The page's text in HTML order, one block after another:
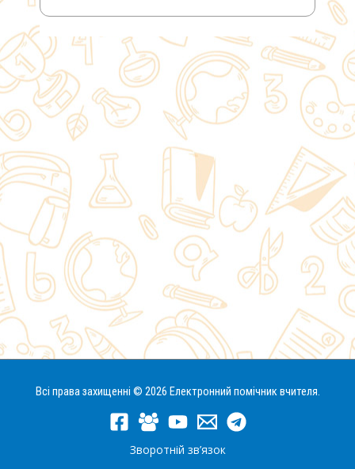
Всі права захищенні © 2026 Електронний помічник вчителя.
Зворотній зв’язок